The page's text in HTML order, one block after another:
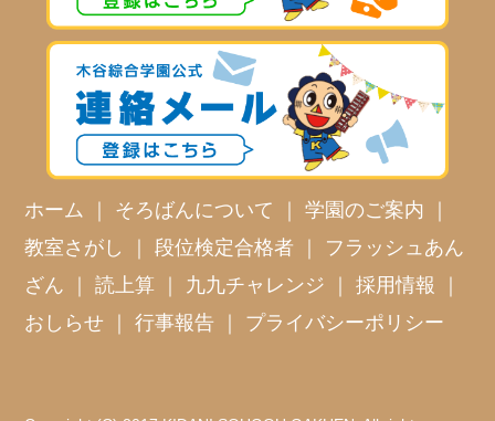
ホーム そろばんについて ｜学園のご案内
教室さがし
｜段位検定合格者
フラッシュあん
ざん
｜読上算 九九チャレンジ ｜採用情報
おしらせ
｜行事報告 プライバシーポリシー